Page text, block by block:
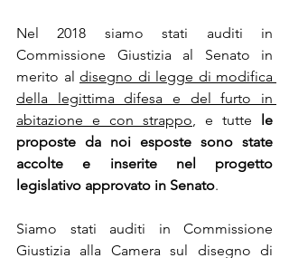
Nel 2018 siamo stati auditi in
Commissione Giustizia al Senato in
merito al disegno di legge di modifica
della legittima difesa e del furto in
abitazione e con strappo, e tutte
le
proposte da noi esposte sono state
accolte e inserite nel progetto
legislativo approvato in Senato.
Siamo stati auditi in Commissione